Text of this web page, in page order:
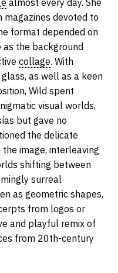
almost every day. She
devoted to
format depended on
the background
collage. With
as well as a keen
Wild spent
visual worlds,
but gave no
the delicate
image, interleaving
shifting between
surreal
as geometric shapes,
from logos or
and playful remix of
from 20th-century